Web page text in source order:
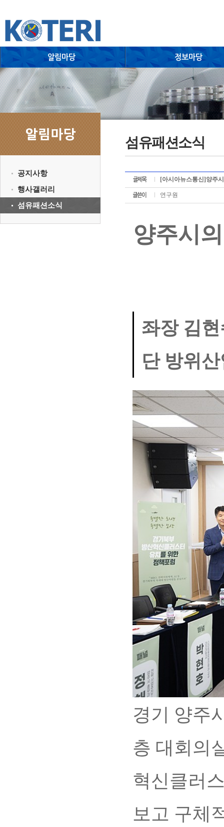
공지사항
행사갤러리
섬유패션소식
섬유패션소식
[아시아뉴스통신]양주
연구원
양주시
좌장 김
단 방위
경기 양주
층 대회의
혁신클러
보고 구체